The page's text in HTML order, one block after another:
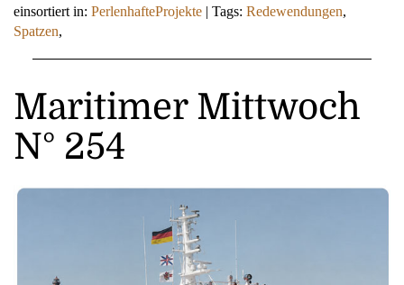
einsortiert in: PerlenhafteProjekte | Tags: Redewendungen,
Spatzen,
Maritimer Mittwoch
N° 254